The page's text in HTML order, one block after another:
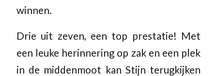
winnen.
Drie uit zeven, een top prestatie! Met
een leuke herinnering op zak en een plek
in de middenmoot kan Stijn terugkijken